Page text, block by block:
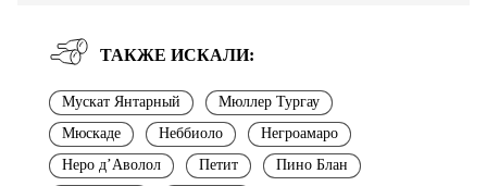
ТАКЖЕ ИСКАЛИ:
Мускат Янтарный
Мюллер Тургау
Мюскаде
Неббиоло
Негроамаро
Неро д’Аволол
Петит
Пино Блан